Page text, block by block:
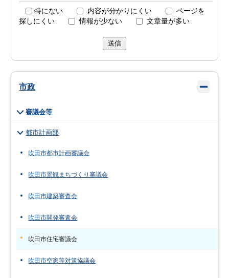
特にない 内容が分かりにくい
ページを
探しにくい
情報が少ない 文章量が多い
送信
市政
審議会等
都市計画部
吹田市都市計画審議会
吹田市景観まちづくり審議会
吹田市建築審査会
吹田市開発審査会
吹田市住宅審議会
吹田市空家等対策協議会